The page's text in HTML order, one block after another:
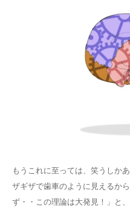
もうこれに至っては、笑うしか
ザギザで歯車のように見えるか
ず・・この理論は大発見！」と